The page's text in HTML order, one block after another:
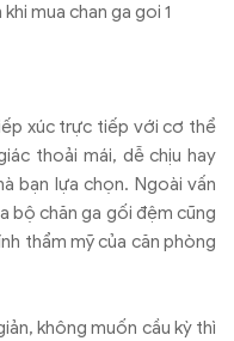
xúc trực tiếp với cơ thể
thoải mái, dễ chịu hay
bạn lựa chọn. Ngoài vấn
bộ chăn ga gối đệm cũng
thẩm mỹ của căn phòng
không muốn cầu kỳ thì